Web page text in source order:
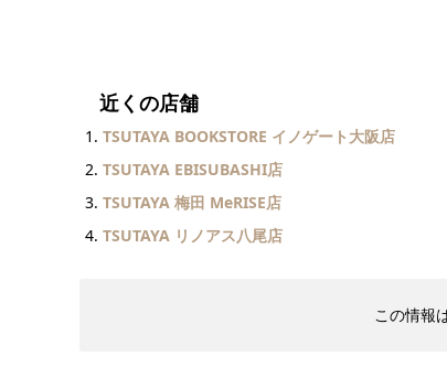
近くの店舗
TSUTAYA BOOKSTORE イノゲート大阪店
TSUTAYA EBISUBASHI店
TSUTAYA 梅田 MeRISE店
TSUTAYA リノアス八尾店
この情報